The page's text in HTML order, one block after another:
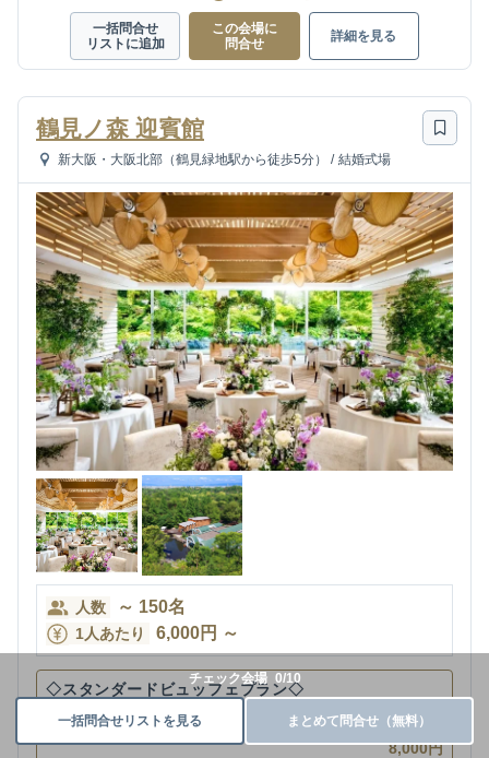
一括問合せ
リストに追加
この会場に
問合せ
詳細を見る
鶴見ノ森 迎賓館
新大阪・大阪北部（鶴見緑地駅から徒歩5分） / 結婚式場
人数 ～ 150名
1人あたり 6,000円 ～
◇スタンダードビュッフェプラン◇
飲み放題
8,000円
チェック会場 0/10
一括問合せリストを見る まとめて問合せ（無料）